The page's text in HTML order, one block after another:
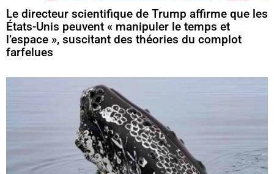
Le directeur scientifique de Trump affirme que les
États-Unis peuvent « manipuler le temps et
l’espace », suscitant des théories du complot
farfelues